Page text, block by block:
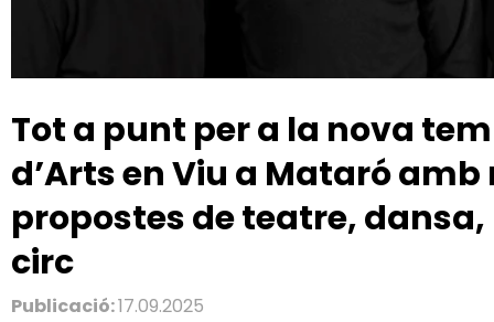
Tot a punt per a la nova
d’Arts en Viu a Mataró amb
propostes de teatre,
circ
Publicació:17.09.2025